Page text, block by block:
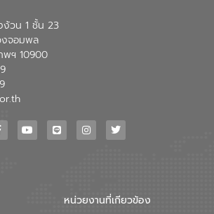
ง้วน 1 ชั้น 23
จอมพล
พฯ 10900
หน่วยงานที่เกียวข้อง